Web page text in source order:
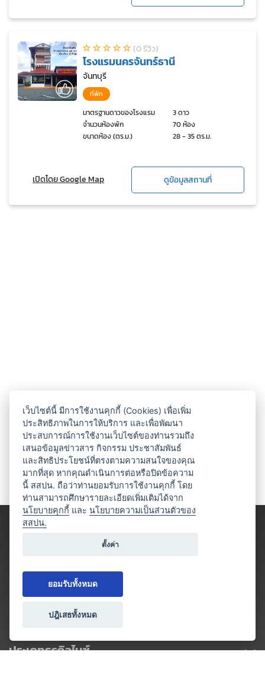
(0 รีวิว)
โรงแรมนครจันทร์ธานี
จันทบุรี
ที่พัก
มาตรฐานดาวของโรงแรม
3 ดาว
จำนวนห้องพัก
70 ห้อง
ขนาดห้อง (ตร.ม.)
28 - 35 ตร.ม.
เปิดโดย Google Map ดูข้อมูลสถานที่
ประเภทธุรกิจไมซ์
เว็บไซต์นี้ มีการใช้งานคุกกี้ (Cookies) เพื่อเพิ่ม
ประสิทธิภาพในการให้บริการ และเพื่อพัฒนา
ประสบการณ์การใช้งานเว็บไซต์ของท่านรวมถึง
เสนอข้อมูลข่าวสาร กิจกรรม ประชาสัมพันธ์
และสิทธิประโยชน์ที่ตรงตามความสนใจของคุณ
มากที่สุด หากคุณดำเนินการต่อหรือปิดข้อความ
นี้ สสปน. ถือว่าท่านยอมรับการใช้งานคุกกี้ โดย
ท่านสามารถศึกษารายละเอียดเพิ่มเติมได้จาก
นโยบายคุกกี้ และนโยบายความเป็นส่วนตัวของ
สสปน.
ตั้งค่า
ยอมรับทั้งหมด
ปฎิเสธทั้งหมด